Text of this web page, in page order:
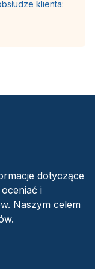
klienta:
dotyczące
i
Naszym celem